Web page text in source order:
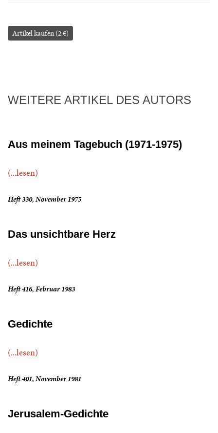
Artikel kaufen (2 €)
WEITERE ARTIKEL DES AUTORS
Aus meinem Tagebuch (1971-1975)
(...lesen)
Heft 330, November 1975
Das unsichtbare Herz
(...lesen)
Heft 416, Februar 1983
Gedichte
(...lesen)
Heft 401, November 1981
Jerusalem-Gedichte